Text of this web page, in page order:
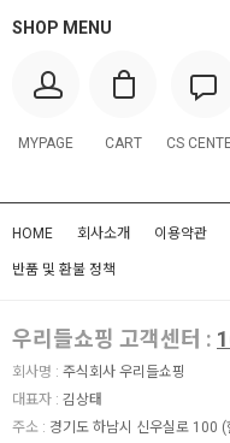
SHOP MENU
MYPAGE CART CS
HOME 회사소개 이용약관
반품 및 환불 정책
우리들쇼핑 고객센터 :
회사명 : 주식회사 우리들쇼핑
대표자 : 김상태
주소 : 경기도 하남시 신우실로 100